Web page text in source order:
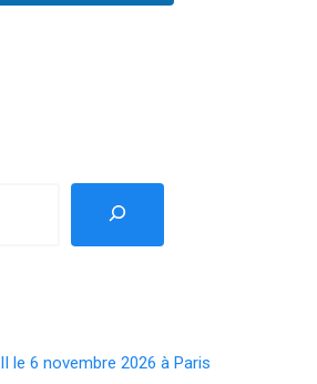
le 6 novembre 2026 à Paris